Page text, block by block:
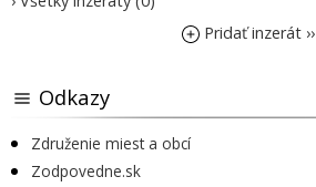
Pridať inzerát ››
Odkazy
Združenie miest a obcí
Zodpovedne.sk